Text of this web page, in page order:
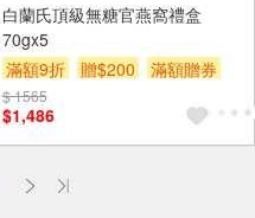
白蘭氏頂級無糖官燕窩禮盒
70gx5
滿額9折
贈$200 滿額贈券
$ 1565
$1,486